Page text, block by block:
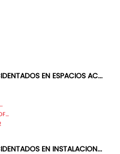
EN ESPACIOS AC...
EN INSTALACION...